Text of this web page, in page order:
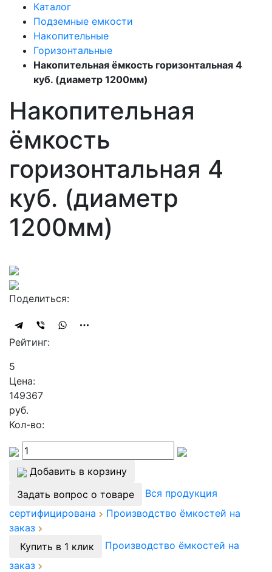
Каталог
Подземные емкости
Накопительные
Горизонтальные
Накопительная ёмкость горизонтальная 4
куб. (диаметр 1200мм)
Накопительная
ёмкость
горизонтальная 4
куб. (диаметр
1200мм)
Поделиться:
Рейтинг:
5
Цена:
149367
руб.
Кол-во:
Добавить в корзину
Задать вопрос о товаре
Вся продукция
сертифицирована
Производство ёмкостей на
заказ
Купить в 1 клик
Производство ёмкостей на
заказ